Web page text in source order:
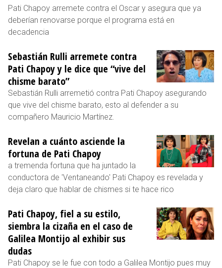
Pati Chapoy arremete contra el Oscar y asegura que ya
deberían renovarse porque el programa está en
decadencia
Sebastián Rulli arremete contra
Pati Chapoy y le dice que “vive del
chisme barato”
Sebastián Rulli arremetió contra Pati Chapoy asegurando
que vive del chisme barato, esto al defender a su
compañero Mauricio Martínez.
Revelan a cuánto asciende la
fortuna de Pati Chapoy
a tremenda fortuna que ha juntado la
conductora de 'Ventaneando' Pati Chapoy es revelada y
deja claro que hablar de chismes si te hace rico
Pati Chapoy, fiel a su estilo,
siembra la cizaña en el caso de
Galilea Montijo al exhibir sus
dudas
Pati Chapoy se le fue con todo a Galilea Montijo pues muy